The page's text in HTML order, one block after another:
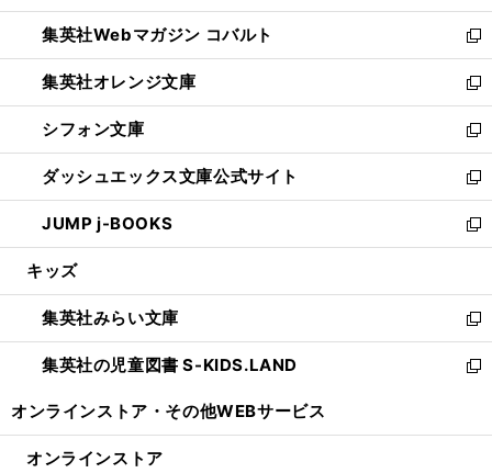
開
く
ウ
で
開
く
ン
ド
ウ
で
開
く
ウ
ィ
ン
ド
ウ
で
開
く
集英社Webマガジン コバルト
新
し
い
ウ
ィ
ン
ド
ウ
で
開
集英社オレンジ文庫
新
し
い
ウ
ィ
ン
ド
ウ
開
く
シフォン文庫
新
し
い
ウ
ィ
ン
ウ
で
開
く
ダッシュエックス文庫公式サイト
新
し
い
ウ
ン
ド
ウ
で
JUMP j-BOOKS
新
し
ウ
ィ
ン
ド
開
キッズ
集英社みらい文庫
新
し
い
ン
集英社の児童図書 S-KIDS.LAND
新
ウ
オンラインストア・ その他WEBサービス
オンラインストア